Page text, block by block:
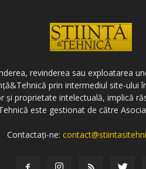
revinderea sau exploatarea
prin intermediul site-ului
proprietate intelectuală, implică
este gestionat de către
Contactați-ne: